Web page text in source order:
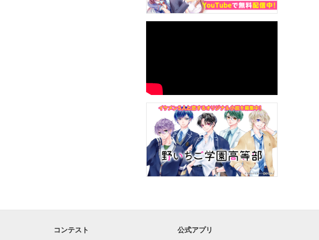
コンテスト 公式アプリ